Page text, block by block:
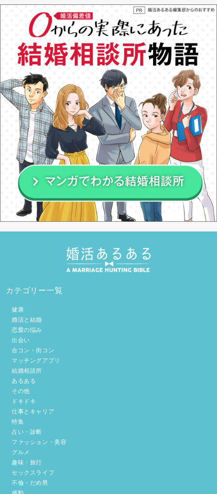
カテゴリー一覧
健康
婚活と結婚
恋愛の悩み
出会い
合コン・街コン
マッチングアプリ
結婚相談所
あるある
その他
ドキドキ
仕事とキャリア
特集
占い・診断
ファッション・美容
グルメ
趣味・旅行
セックスライフ
不倫・だめ男